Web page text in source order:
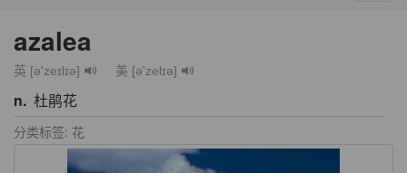
azalea
英 [ə'zeɪlɪə] 美 [ə'zelɪə]
n. 杜鹃花
分类标签: 花